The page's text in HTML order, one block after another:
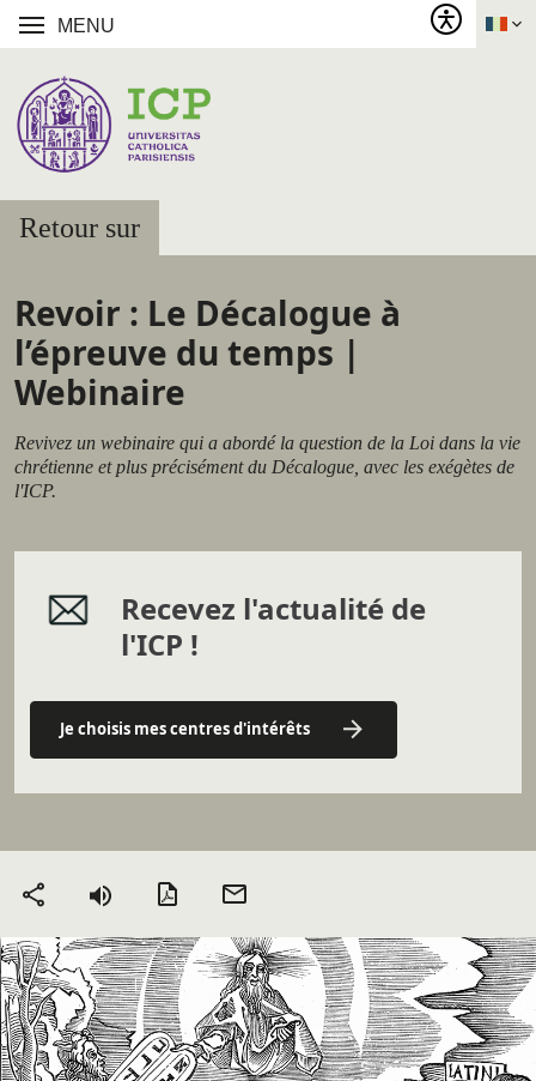
MENU
Retour sur
Revoir : Le Décalogue à
l’épreuve du temps |
Webinaire
Revivez un webinaire qui a abordé la question de la Loi dans la vie
chrétienne et plus précisément du Décalogue, avec les exégètes de
l'ICP.
Recevez l'actualité de
l'ICP !
Je choisis mes centres d'intérêts
Partager Version PDF